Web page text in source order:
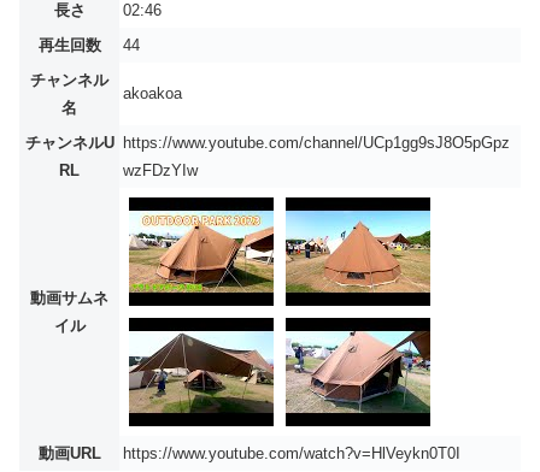
長さ
02:46
再生回数
44
チャンネル
名
akoakoa
チャンネルU
RL
https://www.youtube.com/channel/UCp1gg9sJ8O5pGpz
wzFDzYIw
動画サムネ
イル
動画URL https://www.youtube.com/watch?v=HlVeykn0T0I